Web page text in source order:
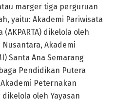
marger tiga perguruan
yaitu: Akademi Pariwisata
dikelola oleh
Akademi
Santa Ana Semarang
Pendidikan Putera
Peternakan
dikelola oleh Yayasan